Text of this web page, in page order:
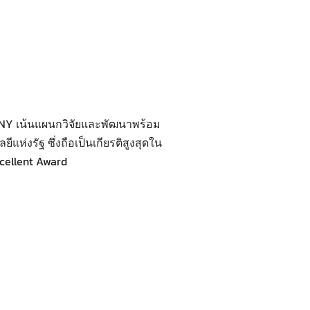
เน้นแผนกวิจัยและพัฒนาพร้อม
แห่งรัฐ ซึ่งถือเป็นเกียรติสูงสุดใน
Award